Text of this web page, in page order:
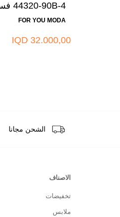
44320-90B-4 فستان -ماروني
FOR YOU MODA
32.000,00 IQD
الشحن مجانا
الاصناف
تخفيضات
ملابس